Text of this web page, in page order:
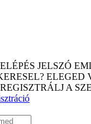
JELSZÓ
ELEGED
REGISZTRÁLJ A